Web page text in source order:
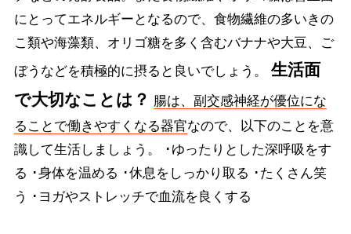
にとってエネルギーとなるので、食物繊維の多いきの
こ類や海藻類、オリゴ糖を多く含むバナナや大豆、ご
ぼうなどを積極的に摂ると良いでしょう。 生活面
で大切なことは？ 腸は、副交感神経が優位にな
ることで働きやすくなる器官なので、以下のことを意
識して生活しましょう。 ･ゆったりとした深呼吸をす
る ･身体を温める ･休息をしっかり取る ･たくさん笑
う ･ヨガやストレッチで血流を良くする